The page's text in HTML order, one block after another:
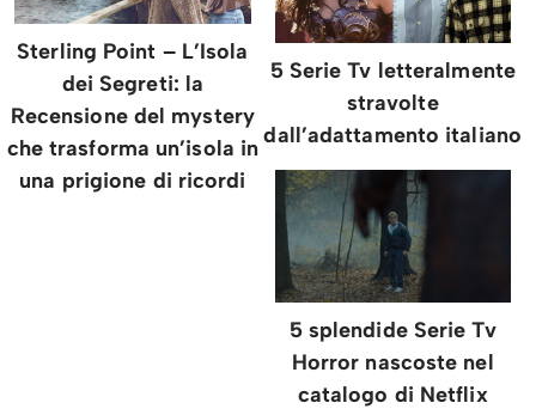
Sterling Point – L’Isola
dei Segreti: la
Recensione del mystery
che trasforma un’isola in
una prigione di ricordi
5 Serie Tv letteralmente
stravolte
dall’adattamento italiano
5 splendide Serie Tv
Horror nascoste nel
catalogo di Netflix